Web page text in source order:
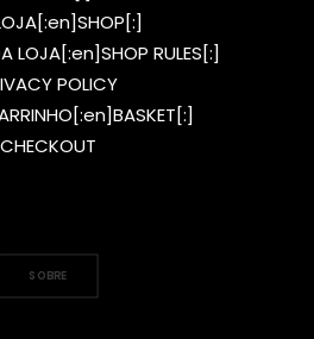
LOJA[:en]SHOP RULES[:]
POLICY
CHECKOUT
SOBRE